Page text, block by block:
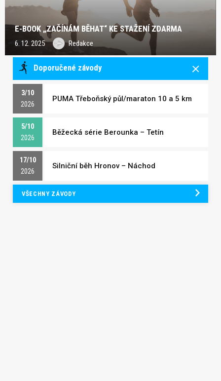
E-BOOK „ZAČÍNÁM BĚHAT“ KE STAŽENÍ ZDARMA
6. 12. 2025 Redakce
Doporučené závody
3/10
2026
PUMA Třeboňský půl/maraton 10 a 5 km
5/10
2026
Běžecká série Berounka – Tetín
17/10
2026
Silniční běh Hronov – Náchod
VŠECHNY ZÁVODY